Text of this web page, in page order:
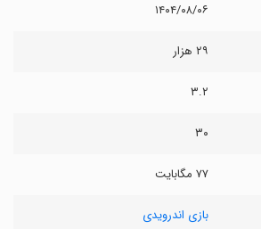
۱۴۰۴/۰۸/۰۶
۲۹ هزار
۳.۲
۳۰
۷۷ مگابایت
بازی اندرویدی